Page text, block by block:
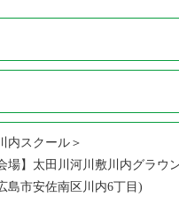
内スクール＞
場】太田川河川敷川内グラウ
島市安佐南区川内6丁目)